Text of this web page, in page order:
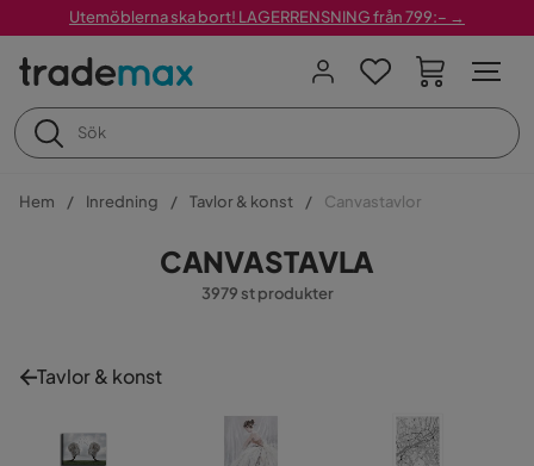
Utemöblerna ska bort! LAGERRENSNING från 799:– →
Hem Inredning Tavlor & konst Canvastavlor
CANVASTAVLA
3979 st produkter
Tavlor & konst